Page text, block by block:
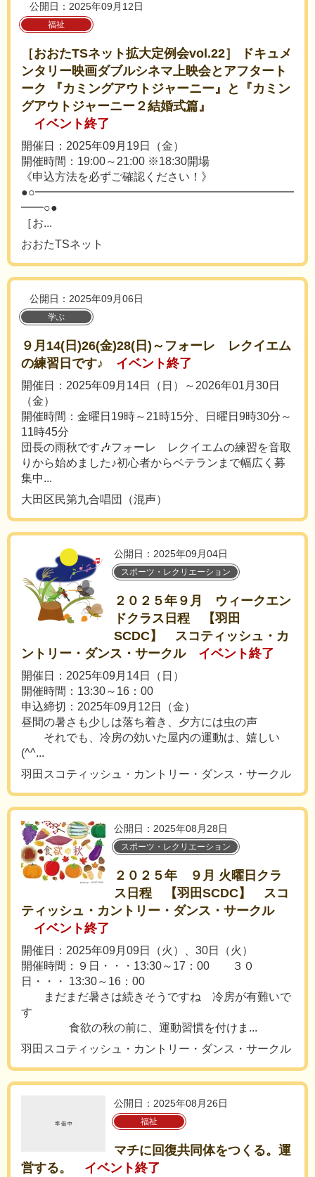
公開日：2025年09月12日
福祉
［おおたTSネット拡大定例会vol.22］ ドキュメ
ンタリー映画ダブルシネマ上映会とアフタート
ーク 『カミングアウトジャーニー』と『カミン
グアウトジャーニー２結婚式篇』
イベント終了
開催日：2025年09月19日（金）
開催時間：19:00～21:00 ※18:30開場
《申込方法を必ずご確認ください！》
●○━━━━━━━━━━━━━━━━━━━━━━━
━━○●
［お...
おおたTSネット
公開日：2025年09月06日
学ぶ
９月14(日)26(金)28(日)～フォーレ レクイエム
の練習日です♪
イベント終了
開催日：2025年09月14日（日）～2026年01月30日
（金）
開催時間：金曜日19時～21時15分、日曜日9時30分～
11時45分
団長の雨秋です🎶フォーレ レクイエムの練習を音取
りから始めました♪初心者からベテランまで幅広く募
集中...
大田区民第九合唱団（混声）
公開日：2025年09月04日
スポーツ・レクリエーション
２０２５年９月 ウィークエン
ドクラス日程 【羽田
SCDC】 スコティッシュ・カ
ントリー・ダンス・サークル
イベント終了
開催日：2025年09月14日（日）
開催時間：13:30～16：00
申込締切：2025年09月12日（金）
昼間の暑さも少しは落ち着き、夕方には虫の声
それでも、冷房の効いた屋内の運動は、嬉しい
(^^...
羽田スコティッシュ・カントリー・ダンス・サークル
公開日：2025年08月28日
スポーツ・レクリエーション
２０２５年 ９月 火曜日クラ
ス日程 【羽田SCDC】 スコ
ティッシュ・カントリー・ダンス・サークル
イベント終了
開催日：2025年09月09日（火）、30日（火）
開催時間：９日・・・13:30～17：00 ３０
日・・・ 13:30～16：00
まだまだ暑さは続きそうですね 冷房が有難いで
す
食欲の秋の前に、運動習慣を付けま...
羽田スコティッシュ・カントリー・ダンス・サークル
公開日：2025年08月26日
福祉
マチに回復共同体をつくる。運
営する。
イベント終了